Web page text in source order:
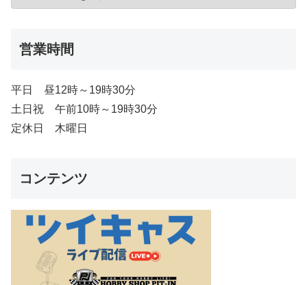
営業時間
平日 昼12時～19時30分
土日祝 午前10時～19時30分
定休日 木曜日
コンテンツ